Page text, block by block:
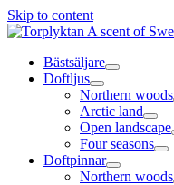
Skip to content
Bästsäljare
Doftljus
Northern woods
Arctic land
Open landscape
Four seasons
Doftpinnar
Northern woods